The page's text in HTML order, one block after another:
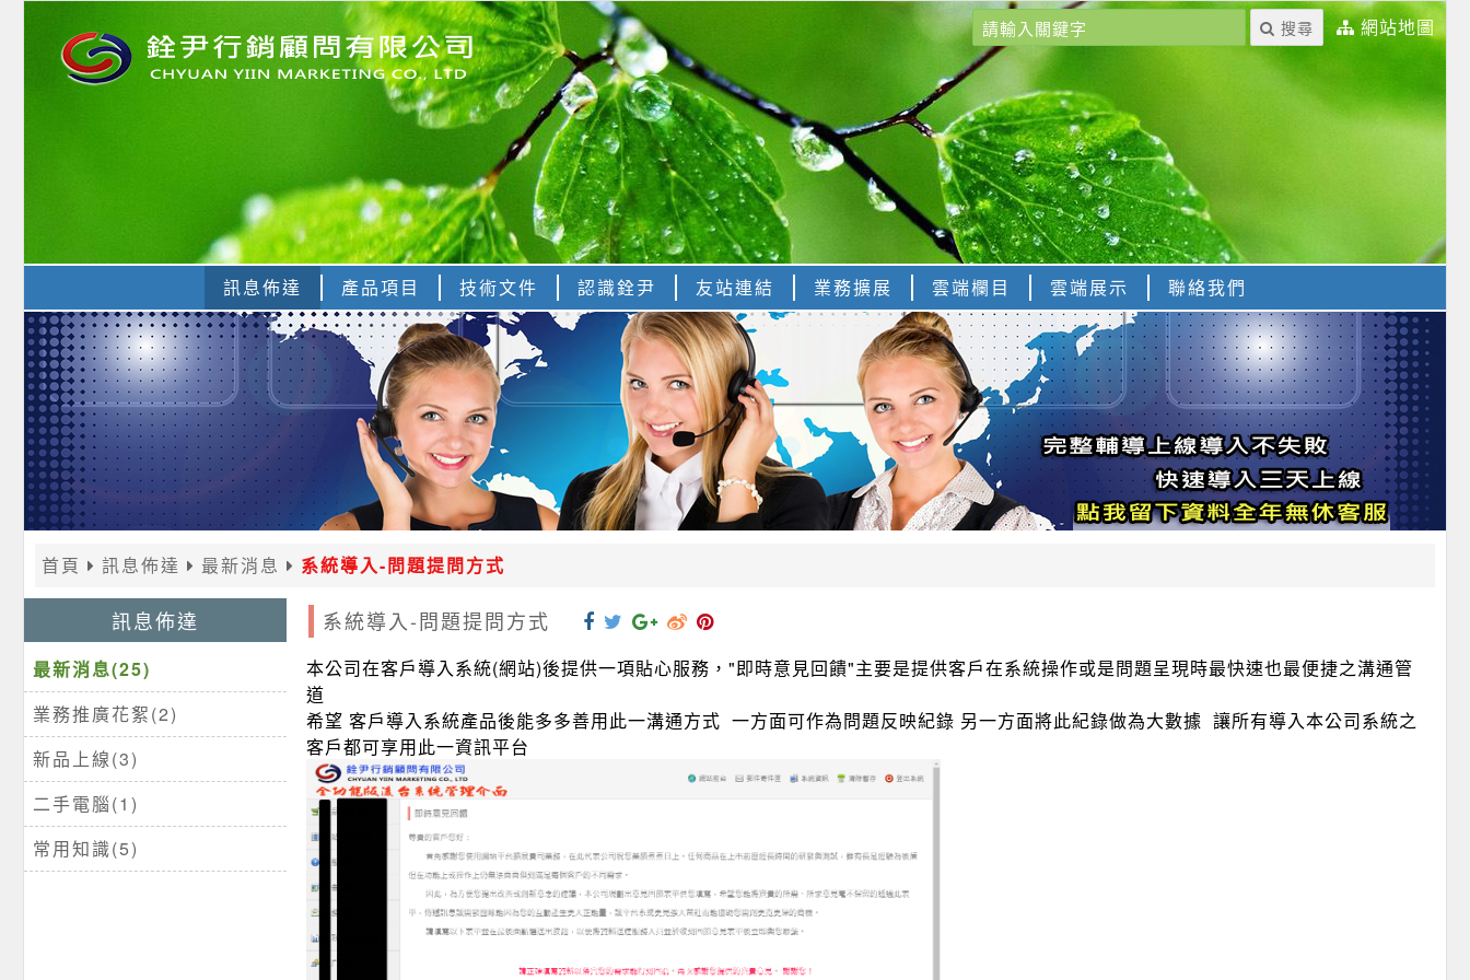
網站地圖
搜尋
訊息佈達 產品項目 技術文件 認識銓尹 友站連結 業務擴展 雲端欄目 雲端展示 聯絡我們
首頁 訊息佈達 最新消息 系統導入-問題提問方式
訊息佈達
最新消息(25)
業務推廣花絮(2)
新品上線(3)
二手電腦(1)
常用知識(5)
系統導入-問題提問方式
本公司在客戶導入系統(網站)後提供一項貼心服務，"即時意見回饋"主要是提供客戶在系統操作或是問題呈現時最快速也最便捷之溝通管
道
希望 客戶導入系統產品後能多多善用此一溝通方式 一方面可作為問題反映紀錄 另一方面將此紀錄做為大數據 讓所有導入本公司系統之
客戶都可享用此一資訊平台